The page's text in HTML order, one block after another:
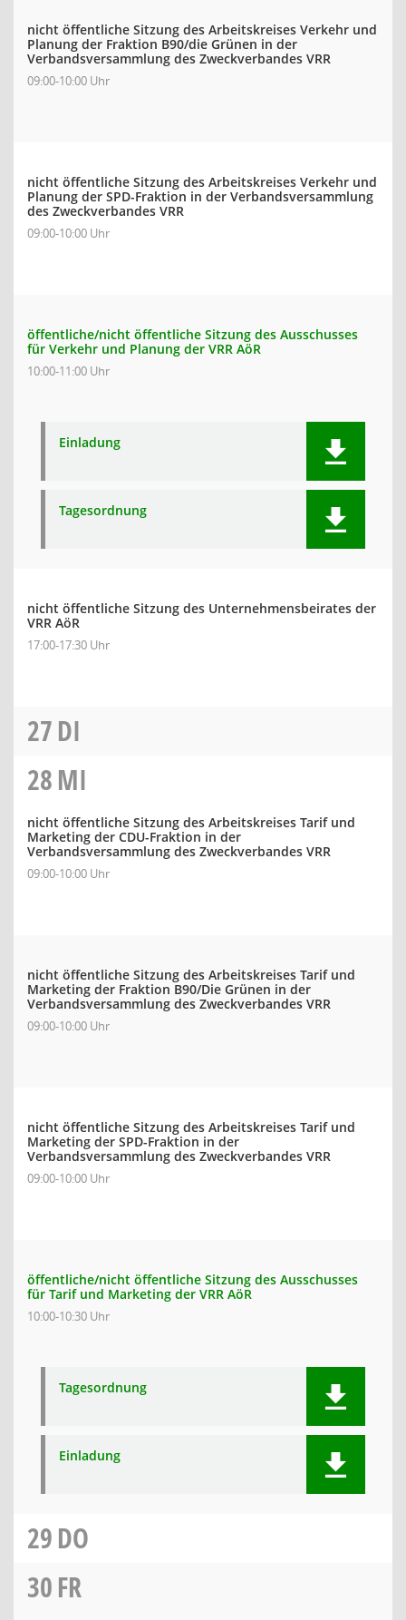
nicht öffentliche Sitzung des Arbeitskreises Verkehr und
Planung der Fraktion B90/die Grünen in der
Verbandsversammlung des Zweckverbandes VRR
09:00-10:00 Uhr
nicht öffentliche Sitzung des Arbeitskreises Verkehr und
Planung der SPD-Fraktion in der Verbandsversammlung
des Zweckverbandes VRR
09:00-10:00 Uhr
öffentliche/nicht öffentliche Sitzung des Ausschusses
für Verkehr und Planung der VRR AöR
10:00-11:00 Uhr
Einladung
Tagesordnung
nicht öffentliche Sitzung des Unternehmensbeirates der
VRR AöR
17:00-17:30 Uhr
27DI
28MI
nicht öffentliche Sitzung des Arbeitskreises Tarif und
Marketing der CDU-Fraktion in der
Verbandsversammlung des Zweckverbandes VRR
09:00-10:00 Uhr
nicht öffentliche Sitzung des Arbeitskreises Tarif und
Marketing der Fraktion B90/Die Grünen in der
Verbandsversammlung des Zweckverbandes VRR
09:00-10:00 Uhr
nicht öffentliche Sitzung des Arbeitskreises Tarif und
Marketing der SPD-Fraktion in der
Verbandsversammlung des Zweckverbandes VRR
09:00-10:00 Uhr
öffentliche/nicht öffentliche Sitzung des Ausschusses
für Tarif und Marketing der VRR AöR
10:00-10:30 Uhr
Tagesordnung
Einladung
29DO
30FR